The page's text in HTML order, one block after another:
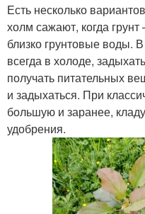
Есть несколько
холм сажают, когда
близко грунтовые воды.
всегда в холоде,
получать питательных
и задыхаться. При
большую и заранее,
удобрения.